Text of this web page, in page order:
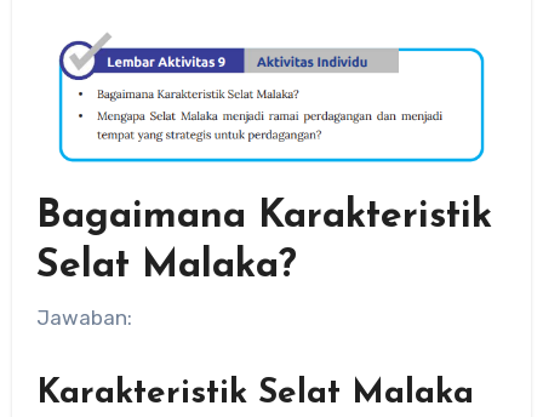
Bagaimana Karakteristik
Selat Malaka?
Jawaban:
Karakteristik Selat Malaka